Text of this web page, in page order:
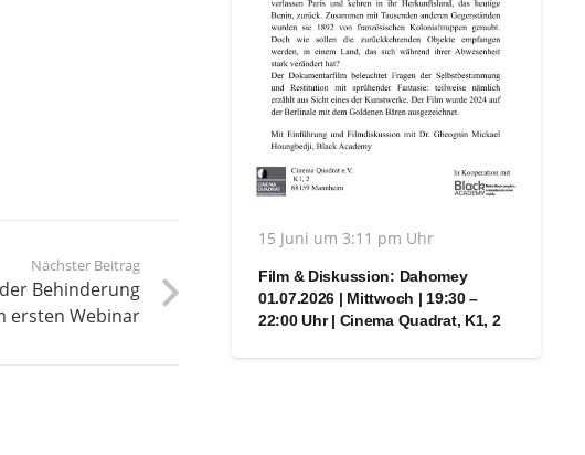
Nächster Beitrag
Behinderung
ersten Webinar
15 Juni um 3:11 pm Uhr
Film & Diskussion: Dahomey
01.07.2026 | Mittwoch | 19:30 –
22:00 Uhr | Cinema Quadrat, K1, 2